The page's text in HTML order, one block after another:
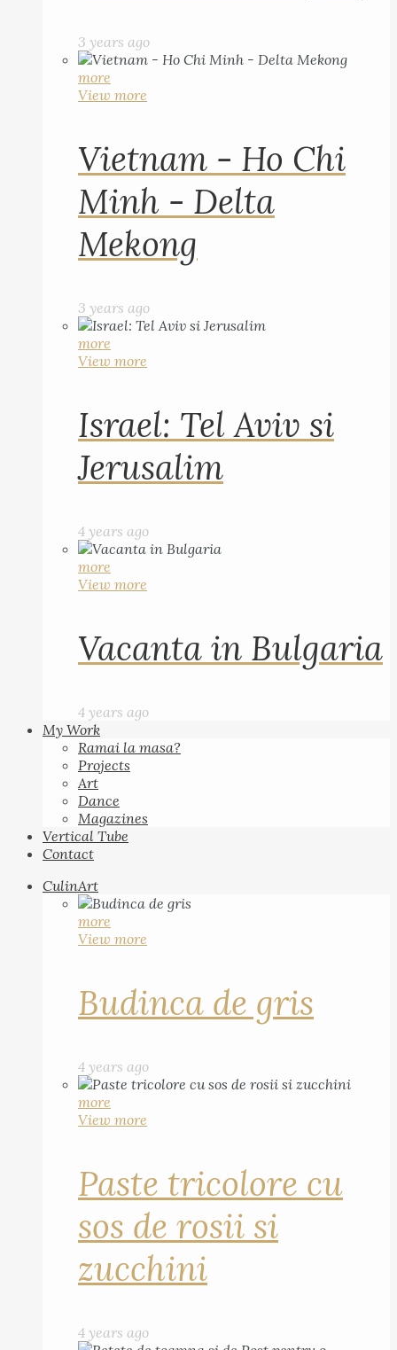
3 years ago
more
View more
Vietnam - Ho Chi
Minh - Delta
Mekong
3 years ago
more
View more
Israel: Tel Aviv si
Jerusalim
4 years ago
more
View more
Vacanta in Bulgaria
4 years ago
My Work
Ramai la masa?
Projects
Art
Dance
Magazines
Vertical Tube
Contact
CulinArt
more
View more
Budinca de gris
4 years ago
more
View more
Paste tricolore cu
sos de rosii si
zucchini
4 years ago